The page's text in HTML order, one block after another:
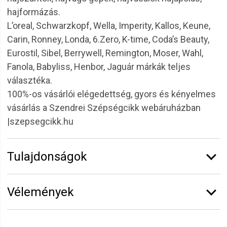
hajformázás.
L’oreal, Schwarzkopf, Wella, Imperity, Kallos, Keune,
Carin, Ronney, Londa, 6.Zero, K-time, Coda’s Beauty,
Eurostil, Sibel, Berrywell, Remington, Moser, Wahl,
Fanola, Babyliss, Henbor, Jaguár márkák teljes
választéka.
100%-os vásárlói elégedettség, gyors és kényelmes
vásárlás a Szendrei Szépségcikk webáruházban
|szepsegcikk.hu
Tulajdonságok
Kiszerelés:
Színárnyalat:
Rózsa
Vélemények